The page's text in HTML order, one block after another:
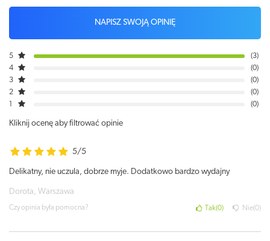
NAPISZ SWOJĄ OPINIĘ
5
3
4
0
3
0
2
0
0
Kliknij ocenę aby filtrować opinie
5/5
Delikatny, nie uczula, dobrze myje. Dodatkowo bardzo wydajny
Dorota, Warszawa
Czy opinia była pomocna? Tak 0 Nie 0